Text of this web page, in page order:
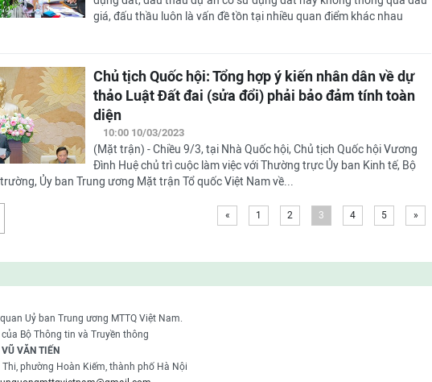
giá, đấu thầu luôn là vấn đề tồn tại nhiều quan điểm khác nhau
Chủ tịch Quốc hội: Tổng hợp ý kiến nhân dân về dự
thảo Luật Đất đai (sửa đổi) phải bảo đảm tính toàn
diện
10:00 10/03/2023
(Mặt trận) - Chiều 9/3, tại Nhà Quốc hội, Chủ tịch Quốc hội Vương
Đình Huệ chủ trì cuộc làm việc với Thường trực Ủy ban Kinh tế, Bộ
Ủy ban Trung ương Mặt trận Tổ quốc Việt Nam về...
« 1 2 3 4 5 »
Uỷ ban Trung ương MTTQ Việt Nam.
Bộ Thông tin và Truyền thông
VŨ VĂN TIẾN
phường Hoàn Kiếm, thành phố Hà Nội